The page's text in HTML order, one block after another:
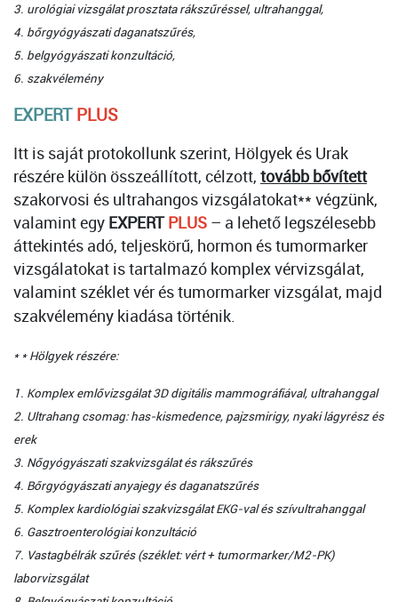
3. urológiai vizsgálat prosztata rákszűréssel, ultrahanggal,
4. bőrgyógyászati daganatszűrés,
5. belgyógyászati konzultáció,
6. szakvélemény
EXPERT PLUS
Itt is saját protokollunk szerint, Hölgyek és Urak
részére külön összeállított, célzott, tovább bővített
szakorvosi és ultrahangos vizsgálatokat** végzünk,
valamint egy EXPERTPLUS – a lehető legszélesebb
áttekintés adó, teljeskörű, hormon és tumormarker
vizsgálatokat is tartalmazó komplex vérvizsgálat,
valamint széklet vér és tumormarker vizsgálat, majd
szakvélemény kiadása történik.
* * Hölgyek részére:
1. Komplex emlővizsgálat 3D digitális mammográfiával, ultrahanggal
2. Ultrahang csomag: has-kismedence, pajzsmirigy, nyaki lágyrész és
erek
3. Nőgyógyászati szakvizsgálat és rákszűrés
4. Bőrgyógyászati anyajegy és daganatszűrés
5. Komplex kardiológiai szakvizsgálat EKG-val és szívultrahanggal
6. Gasztroenterológiai konzultáció
7. Vastagbélrák szűrés (széklet: vért + tumormarker/M2-PK)
laborvizsgálat